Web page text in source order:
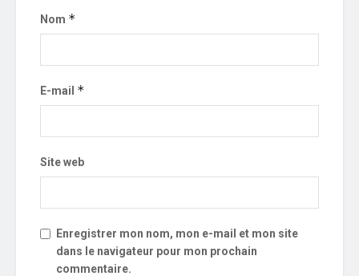
Nom *
E-mail *
Site web
Enregistrer mon nom, mon e-mail et mon site
dans le navigateur pour mon prochain
commentaire.